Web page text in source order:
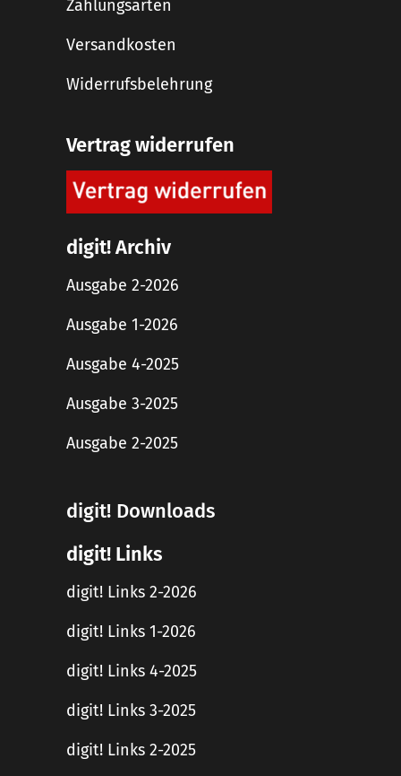
Zahlungsarten
Versandkosten
Widerrufsbelehrung
Vertrag widerrufen
digit! Archiv
Ausgabe 2-2026
Ausgabe 1-2026
Ausgabe 4-2025
Ausgabe 3-2025
Ausgabe 2-2025
digit! Downloads
digit! Links
digit! Links 2-2026
digit! Links 1-2026
digit! Links 4-2025
digit! Links 3-2025
digit! Links 2-2025